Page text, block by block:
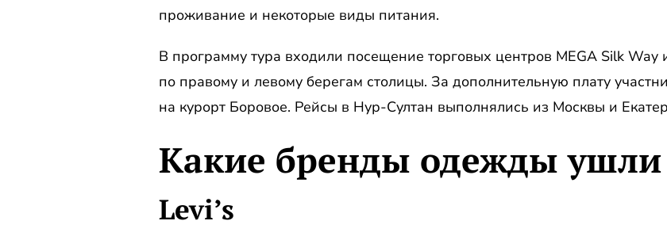
проживание и некоторые виды питания.
В программу тура входили посещение торговых центров MEGA Silk Way
по правому и левому берегам столицы. За дополнительную плату
на курорт Боровое. Рейсы в Нур-Султан выполнялись из Москвы и
Какие бренды одежды ушли
Levi’s